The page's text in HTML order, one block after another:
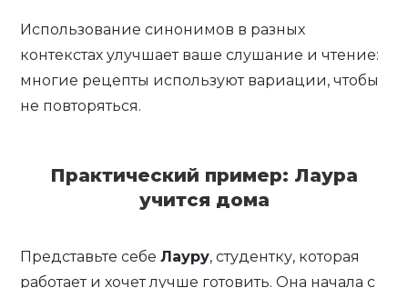
Использование синонимов в разных
контекстах улучшает ваше слушание и чтение:
многие рецепты используют вариации, чтобы
не повторяться.
Практический пример: Лаура
учится дома
Представьте себеЛауру, студентку, которая
работает и хочет лучше готовить. Она начала с